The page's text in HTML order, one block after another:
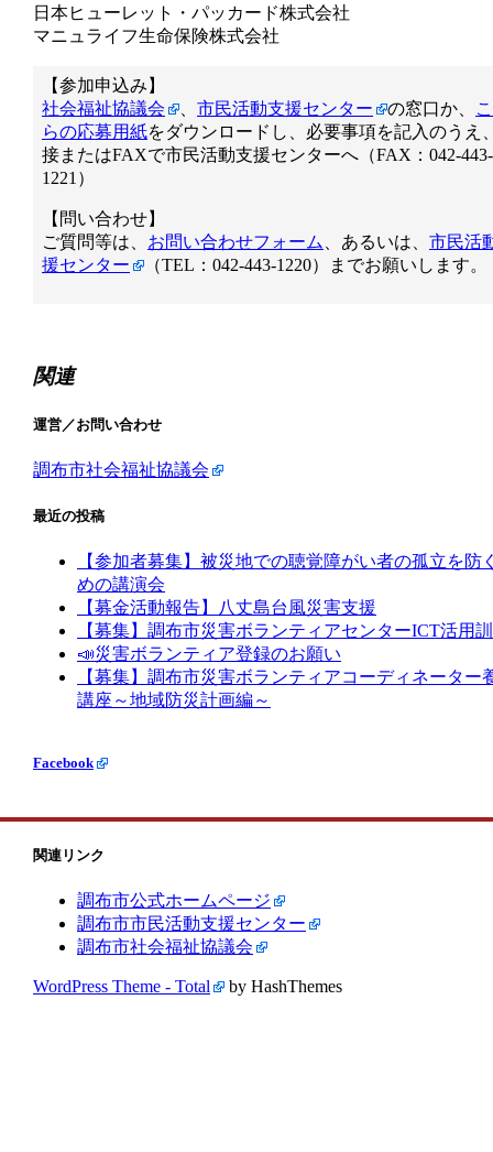
日本ヒューレット・パッカード株式会社
マニュライフ生命保険株式会社
【参加申込み】
社会福祉協議会
市民活動支援センター の窓口か、
らの応募用紙をダウンロードし、必要事項を記入のうえ
接またはFAXで市民活動支援センターへ（FAX：042-443-
1221）
【問い合わせ】
ご質問等は、 お問い合わせフォーム 、あるいは、 市民活
援センター
（TEL：042-443-1220）までお願いします。
関連
運営／お問い合わせ
調布市社会福祉協議会
最近の投稿
【参加者募集】被災地での聴覚障がい者の孤立を防
めの講演会
【募金活動報告】八丈島台風災害支援
【募集】調布市災害ボランティアセンターICT活用
📣災害ボランティア登録のお願い
【募集】調布市災害ボランティアコーディネーター
講座～地域防災計画編～
Facebook
関連リンク
調布市公式ホームページ
調布市市民活動支援センター
調布市社会福祉協議会
WordPress Theme - Total by HashThemes